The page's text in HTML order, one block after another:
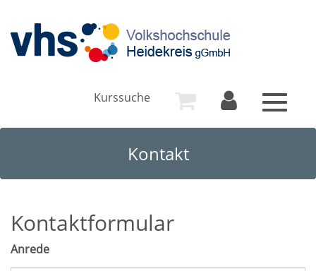
Kurssuche
Toggle
Kontakt
Kontaktformular
Anrede